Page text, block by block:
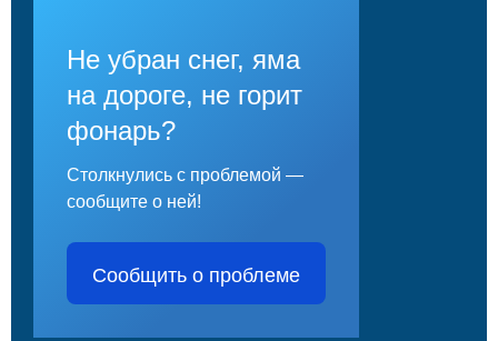
Не убран снег, яма
на дороге, не горит
фонарь?
Столкнулись с проблемой —
сообщите о ней!
Сообщить о проблеме